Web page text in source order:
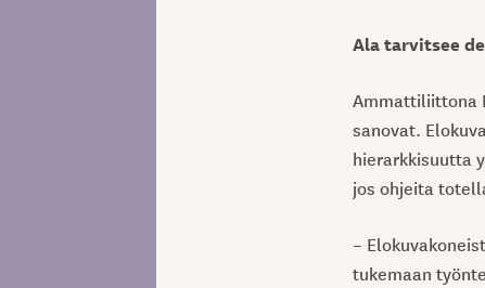
Ala tarvitsee
Ammattiliittona
sanovat.
hierarkkisuutta
jos ohjeita
–
tukemaan